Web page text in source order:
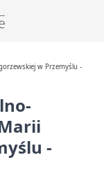
w Przemyślu -
-